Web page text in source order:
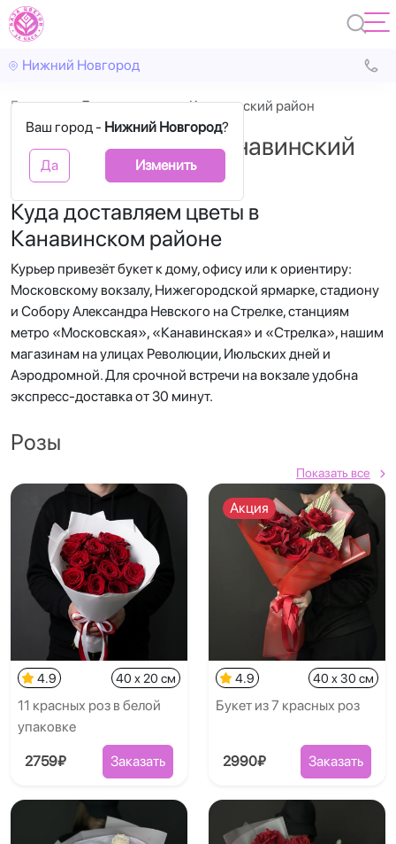
Нижний Новгород
Ваш город - Нижний Новгород?
Да Изменить
Главная Доставка цветов Канавинский район
Доставка цветов Канавинский
район
Куда доставляем цветы в
Канавинском районе
Курьер привезёт букет к дому, офису или к ориентиру:
Московскому вокзалу, Нижегородской ярмарке, стадиону
и Собору Александра Невского на Стрелке, станциям
метро «Московская», «Канавинская» и «Стрелка», нашим
магазинам на улицах Революции, Июльских дней и
Аэродромной. Для срочной встречи на вокзале удобна
экспресс-доставка от 30 минут.
Розы
Показать все
4.9 40 x 20 см
11 красных роз в белой
упаковке
2759₽ Заказать
Акция
4.9 40 x 30 см
Букет из 7 красных роз
2990₽ Заказать